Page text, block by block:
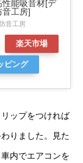
能吸音材[デ
音工房]
音工房
楽天市場
ピング
ップをつければ
りました。見た
内でエアコンを